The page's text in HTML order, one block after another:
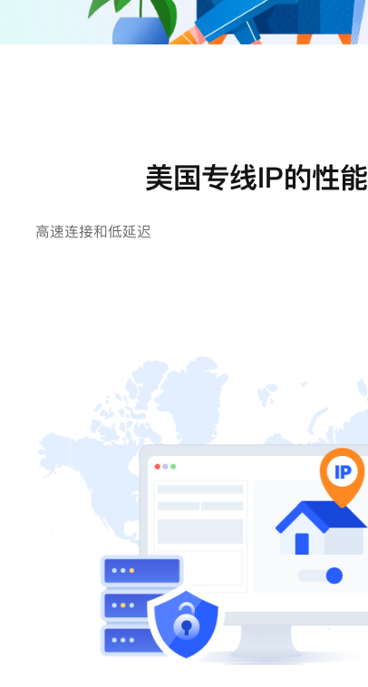
美国专线IP的性能
高速连接和低延迟